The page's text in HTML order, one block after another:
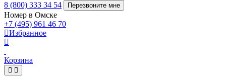
8 (800) 333 34 54
Перезвоните мне
Номер в Омске
+7 (495) 961 46 70
Избранное
Корзина